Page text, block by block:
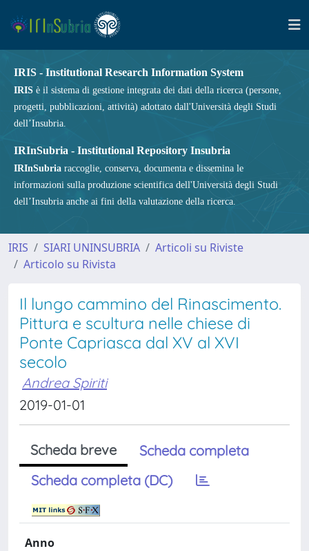
IRIS - Institutional Research Information System
IRIS è il sistema di gestione integrata dei dati della ricerca (persone,
progetti, pubblicazioni, attività) adottato dall'Università degli Studi
dell’Insubria.
IRInSubria - Institutional Repository Insubria
IRInSubria raccoglie, conserva, documenta e dissemina le
informazioni sulla produzione scientifica dell'Università degli Studi
dell’Insubria anche ai fini della valutazione della ricerca.
IRIS SIARI UNINSUBRIA
Articoli su Riviste
Articolo su Rivista
Il lungo cammino del Rinascimento.
Pittura e scultura nelle chiese di
Ponte Capriasca dal XV al XVI
secolo
Andrea Spiriti
2019-01-01
Scheda breve
Scheda completa
Scheda completa (DC)
Anno